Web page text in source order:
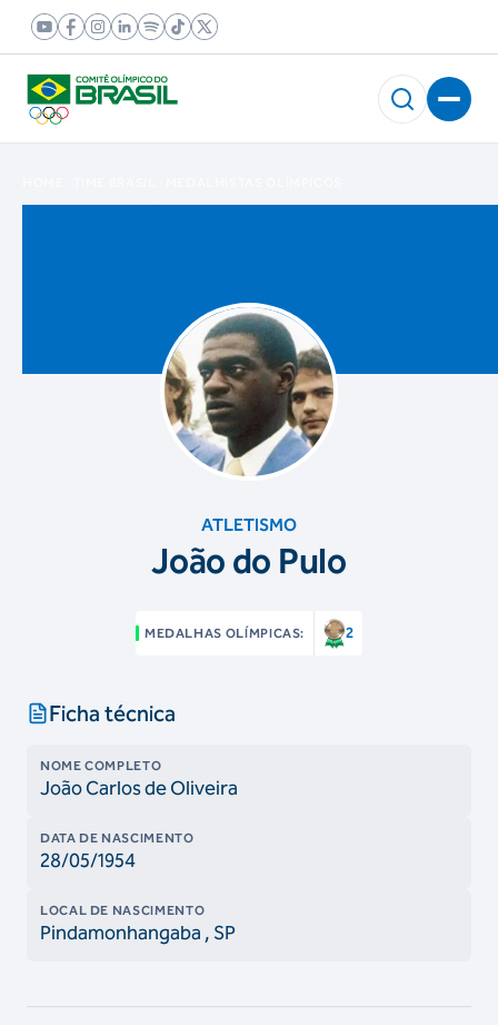
ATLETISMO
João do Pulo
MEDALHAS OLÍMPICAS: 2
Ficha técnica
NOME COMPLETO
João Carlos de Oliveira
DATA DE NASCIMENTO
28/05/1954
LOCAL DE NASCIMENTO
Pindamonhangaba , SP